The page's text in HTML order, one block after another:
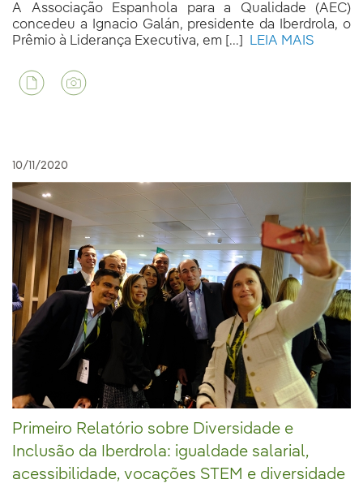
A Associação Espanhola para a Qualidade (AEC)
concedeu a Ignacio Galán, presidente da Iberdrola, o
Prêmio à Liderança Executiva, em [...]
LEIA MAIS
10/11/2020
Primeiro Relatório sobre Diversidade e
Inclusão da Iberdrola: igualdade salarial,
acessibilidade, vocações STEM e diversidade